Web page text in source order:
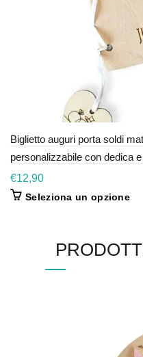
Biglietto auguri porta soldi
personalizzabile con dedica
€12,90
Seleziona un opzione